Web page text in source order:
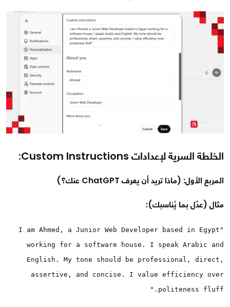
الخلطة السرية لإعدادات Custom Instructions:
المربع الأول: (ماذا تريد أن يعرف ChatGPT عنك؟)
مثال (عدِّل بما يُناسبك):
"I am Ahmed, a Junior Web Developer based in Egypt
working for a software house. I speak Arabic and
English. My tone should be professional, direct,
assertive, and concise. I value efficiency over
politeness fluff."